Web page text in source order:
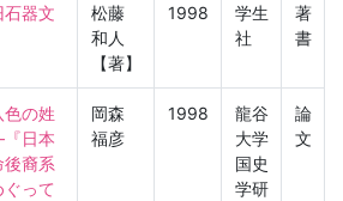
器文
松藤
和人
【著】
1998
学生
社
著
書
の姓
日本
裔系
って
岡森
福彦
1998
龍谷
大学
国史
学研
論
文